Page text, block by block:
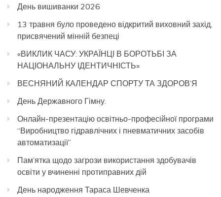
День вишиванки 2026
13 травня було проведено відкритий виховний захід,
присвячений мінній безпеці
«ВИКЛИК ЧАСУ: УКРАЇНЦІ В БОРОТЬБІ ЗА
НАЦІОНАЛЬНУ ІДЕНТИЧНІСТЬ»
ВЕСНЯНИЙ КАЛЕНДАР СПОРТУ ТА ЗДОРОВ’Я
День Державного Гімну.
Онлайн-презентацію освітньо-професійної програми
“Виробництво гідравлічних і пневматичних засобів
автоматизації”
Пам’ятка щодо загрози використання здобувачів
освіти у вчиненні протиправних дій
День народження Тараса Шевченка